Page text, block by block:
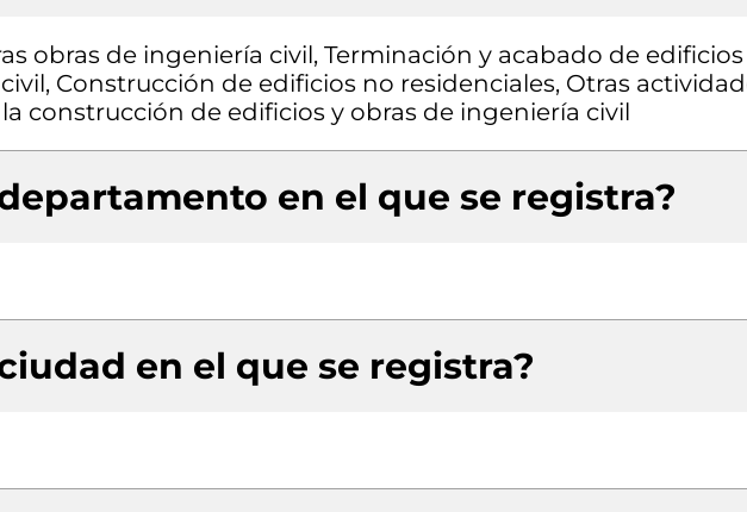
obras de ingeniería civil, Terminación y acabado de edificios
Construcción de edificios no residenciales, Otras
construcción de edificios y obras de ingeniería civil
en el que se registra?
en el que se registra?